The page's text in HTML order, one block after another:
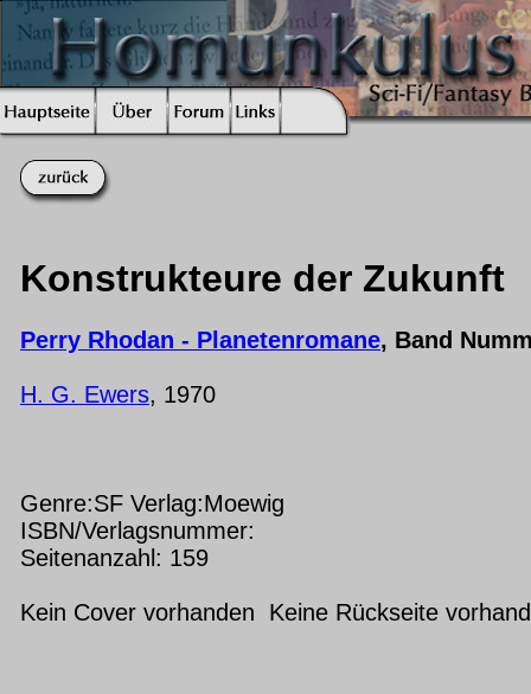
Konstrukteure der Zukunft
Perry Rhodan - Planetenromane, Band
H. G. Ewers, 1970
Genre:SF Verlag:Moewig
ISBN/Verlagsnummer:
Seitenanzahl: 159
Kein Cover vorhanden Keine Rückseite